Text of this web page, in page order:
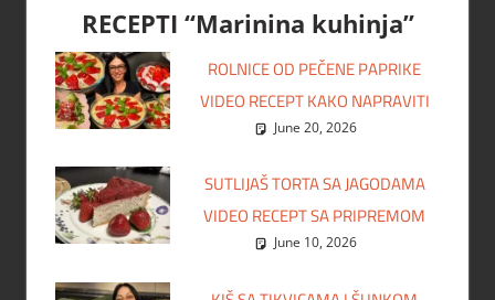
RECEPTI “Marinina kuhinja”
ROLNICE OD PEČENE PAPRIKE
VIDEO RECEPT KAKO NAPRAVITI
June 20, 2026
SUTLIJAŠ TORTA SA JAGODAMA
VIDEO RECEPT SA PRIPREMOM
June 10, 2026